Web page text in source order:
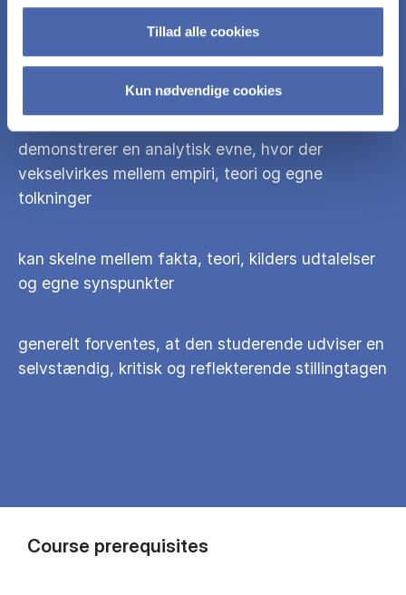
Tillad alle cookies
Kun nødvendige cookies
opstiller en klar struktur for analysen informeret
af problemet, teorien og/eller empirien
demonstrerer en analytisk evne, hvor der
vekselvirkes mellem empiri, teori og egne
tolkninger
kan skelne mellem fakta, teori, kilders udtalelser
og egne synspunkter
generelt forventes, at den studerende udviser en
selvstændig, kritisk og reflekterende stillingtagen
Course prerequisites